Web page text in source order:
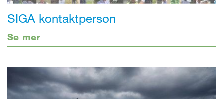
SIGA kontaktperson
Se mer